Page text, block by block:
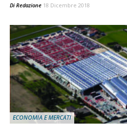
Di Redazione 18 Dicembre 2018
ECONOMIA E MERCATI